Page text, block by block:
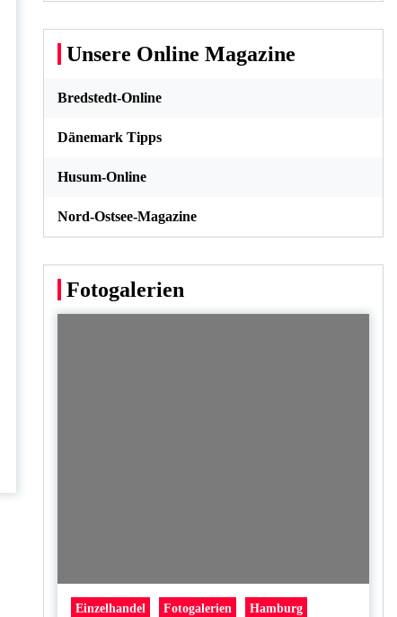
Unsere Online Magazine
Bredstedt-Online
Dänemark Tipps
Husum-Online
Nord-Ostsee-Magazine
Fotogalerien
Einzelhandel Fotogalerien Hamburg